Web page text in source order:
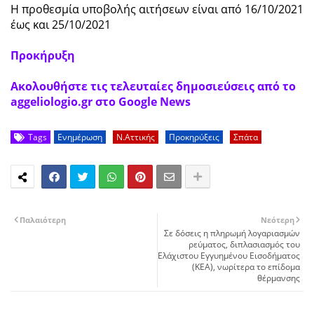
Η προθεσμία υποβολής αιτήσεων είναι από 16/10/2021
έως και 25/10/2021
Προκήρυξη
Ακολουθήστε τις τελευταίες δημοσιεύσεις από το
aggeliologio.gr στο Google News
Tags Ενημέρωση Ν.Αττικής Προκηρύξεις Σπάτα
Νεότερη
Σε δόσεις η πληρωμή λογαριασμών
ρεύματος, διπλασιασμός του
Ελάχιστου Εγγυημένου Εισοδήματος
(ΚΕΑ), νωρίτερα το επίδομα
θέρμανσης
Παλαιότερη